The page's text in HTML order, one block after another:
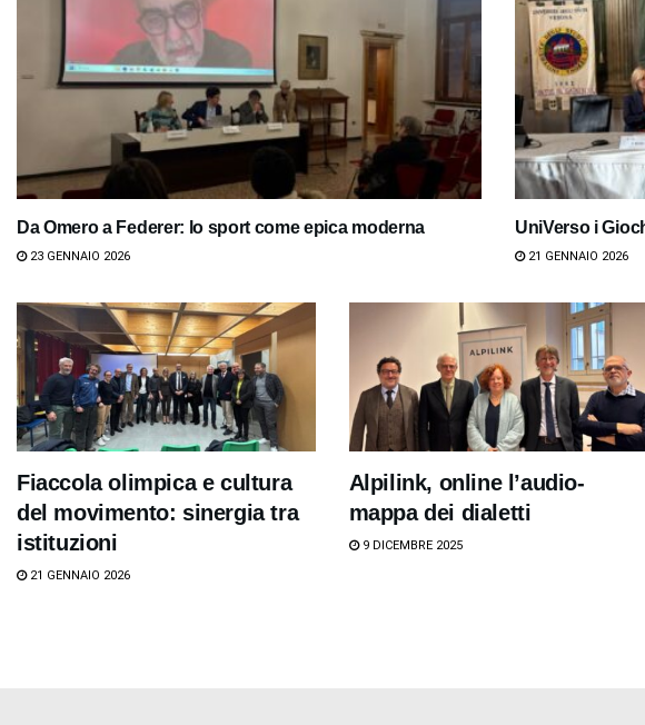
Da Omero a Federer: lo sport come epica moderna
23 GENNAIO 2026
UniVerso i
21 GENNAIO 2026
Fiaccola olimpica e cultura
del movimento: sinergia tra
istituzioni
21 GENNAIO 2026
Alpilink, online l’audio-
mappa dei dialetti
9 DICEMBRE 2025